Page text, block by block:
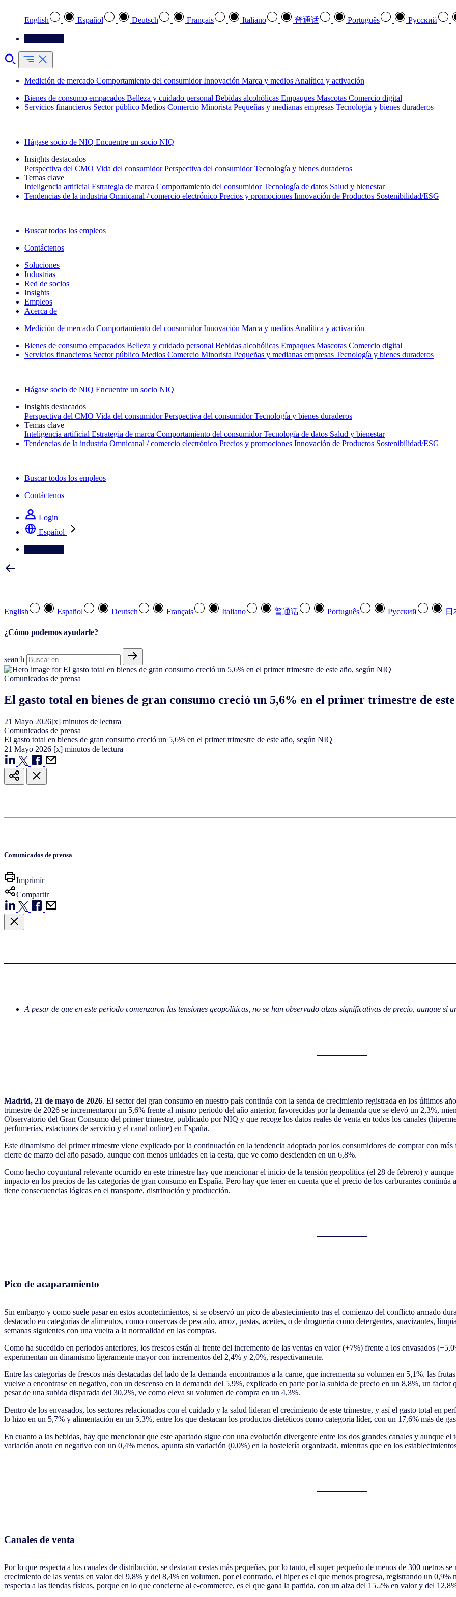
English Español Deutsch Français Italiano 普通话 Português Pусский
Medición de mercado Comportamiento del consumidor Innovación Marca y medios Analítica y activación
Bienes de consumo empacados Belleza y cuidado personal Bebidas alcohólicas Empaques Mascotas Comercio digital
Servicios financieros Sector público Medios Comercio Minorista Pequeñas y medianas empresas Tecnología y bienes duraderos
Hágase socio de NIQ Encuentre un socio NIQ
Insights destacados
Perspectiva del CMO Vida del consumidor Perspectiva del consumidor Tecnología y bienes duraderos
Temas clave
Inteligencia artificial Estrategia de marca Comportamiento del consumidor Tecnología de datos Salud y bienestar
Tendencias de la industria Omnicanal / comercio electrónico Precios y promociones Innovación de Productos Sostenibilidad/ESG
Buscar todos los empleos
Contáctenos
Soluciones
Industrias
Red de socios
Insights
Empleos
Acerca de
Medición de mercado Comportamiento del consumidor Innovación Marca y medios Analítica y activación
Bienes de consumo empacados Belleza y cuidado personal Bebidas alcohólicas Empaques Mascotas Comercio digital
Servicios financieros Sector público Medios Comercio Minorista Pequeñas y medianas empresas Tecnología y bienes duraderos
Hágase socio de NIQ Encuentre un socio NIQ
Insights destacados
Perspectiva del CMO Vida del consumidor Perspectiva del consumidor Tecnología y bienes duraderos
Temas clave
Inteligencia artificial Estrategia de marca Comportamiento del consumidor Tecnología de datos Salud y bienestar
Tendencias de la industria Omnicanal / comercio electrónico Precios y promociones Innovación de Productos Sostenibilidad/ESG
Buscar todos los empleos
Contáctenos
Login
Español
English Español Deutsch Français Italiano 普通话 Português Pусский 日
¿Cómo podemos ayudarle?
search
Comunicados de prensa
El gasto total en bienes de gran consumo creció un 5,6% en el primer trimestre de
21 Mayo 2026[x] minutos de lectura
Comunicados de prensa
El gasto total en bienes de gran consumo creció un 5,6% en el primer trimestre de este año, según NIQ
21 Mayo 2026 [x] minutos de lectura
Comunicados de prensa
Imprimir
Compartir
A pesar de que en este periodo comenzaron las tensiones geopolíticas, no se han observado alzas significativas de precio, aunque sí
Madrid, 21 de mayo de 2026. El sector del gran consumo en nuestro país continúa con la senda de crecimiento registrada en los últimos
trimestre de 2026 se incrementaron un 5,6% frente al mismo periodo del año anterior, favorecidas por la demanda que se elevó un 2,3%,
Observatorio del Gran Consumo del primer trimestre, publicado por NIQ y que recoge los datos reales de venta en todos los canales
perfumerías, estaciones de servicio y el canal online) en España.
Este dinamismo del primer trimestre viene explicado por la continuación en la tendencia adoptada por los consumidores de comprar con
cierre de marzo del año pasado, aunque con menos unidades en la cesta, que ve como descienden en un 6,8%.
Como hecho coyuntural relevante ocurrido en este trimestre hay que mencionar el inicio de la tensión geopolítica (el 28 de febrero) y
impacto en los precios de las categorías de gran consumo en España. Pero hay que tener en cuenta que el precio de los carburantes
tiene consecuencias lógicas en el transporte, distribución y producción.
Pico de acaparamiento
Sin embargo y como suele pasar en estos acontecimientos, si se observó un pico de abastecimiento tras el comienzo del conflicto armado
destacado en categorías de alimentos, como conservas de pescado, arroz, pastas, aceites, o de droguería como detergentes, suavizantes,
semanas siguientes con una vuelta a la normalidad en las compras.
Como ha sucedido en periodos anteriores, los frescos están al frente del incremento de las ventas en valor (+7%) frente a los envasados
experimentan un dinamismo ligeramente mayor con incrementos del 2,4% y 2,0%, respectivamente.
Entre las categorías de frescos más destacadas del lado de la demanda encontramos a la carne, que incrementa su volumen en 5,1%, las
vuelve a encontrase en negativo, con un descenso en la demanda del 5,9%, explicado en parte por la subida de precio en un 8,8%, un
pesar de una subida disparada del 30,2%, ve como eleva su volumen de compra en un 4,3%.
Dentro de los envasados, los sectores relacionados con el cuidado y la salud lideran el crecimiento de este trimestre, y así el gasto total en
lo hizo en un 5,7% y alimentación en un 5,3%, entre los que destacan los productos dietéticos como categoría líder, con un 17,6% más de
En cuanto a las bebidas, hay que mencionar que este apartado sigue con una evolución divergente entre los dos grandes canales y aunque
variación anota en negativo con un 0,4% menos, apunta sin variación (0,0%) en la hostelería organizada, mientras que en los
Canales de venta
Por lo que respecta a los canales de distribución, se destacan cestas más pequeñas, por lo tanto, el super pequeño de menos de 300 metros
crecimiento de las ventas en valor del 9,8% y del 8,4% en volumen, por el contrario, el hiper es el que menos progresa, registrando un
respecta a las tiendas físicas, porque en lo que concierne al e-commerce, es el que gana la partida, con un alza del 15.2% en valor y del